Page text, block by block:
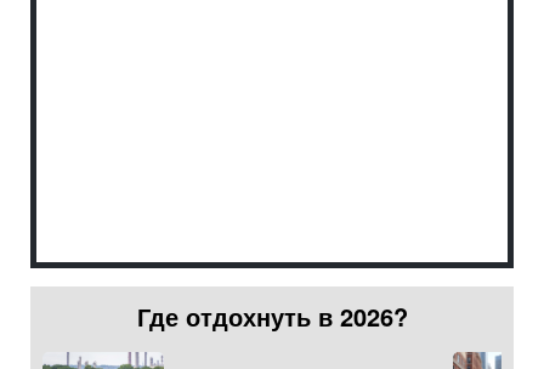
Где отдохнуть в 2026?